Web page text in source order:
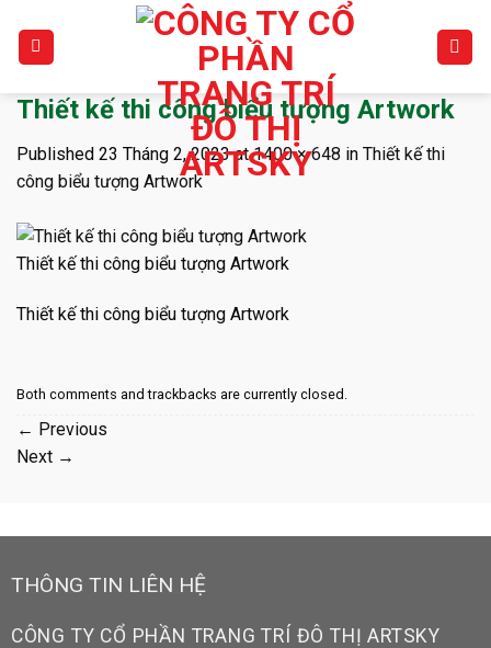
content
Thiết kế thi công biểu tượng Artwork
Published 23 Tháng 2, 2023at1400 × 648 in Thiết kế thi
công biểu tượng Artwork
Thiết kế thi công biểu tượng Artwork
Thiết kế thi công biểu tượng Artwork
Both comments and trackbacks are currently closed.
← Previous
Next →
THÔNG TIN LIÊN HỆ
CÔNG TY CỔ PHẦN TRANG TRÍ ĐÔ THỊ ARTSKY